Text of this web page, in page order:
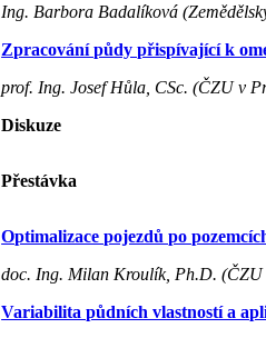
Ing. Barbora Badalíková
Zpracování půdy přispívající k
prof. Ing. Josef Hůla, CSc. (ČZU v
Diskuze
Přestávka
Optimalizace pojezdů po
doc. Ing. Milan Kroulík, Ph.D. (ČZU
Variabilita půdních vlastností a